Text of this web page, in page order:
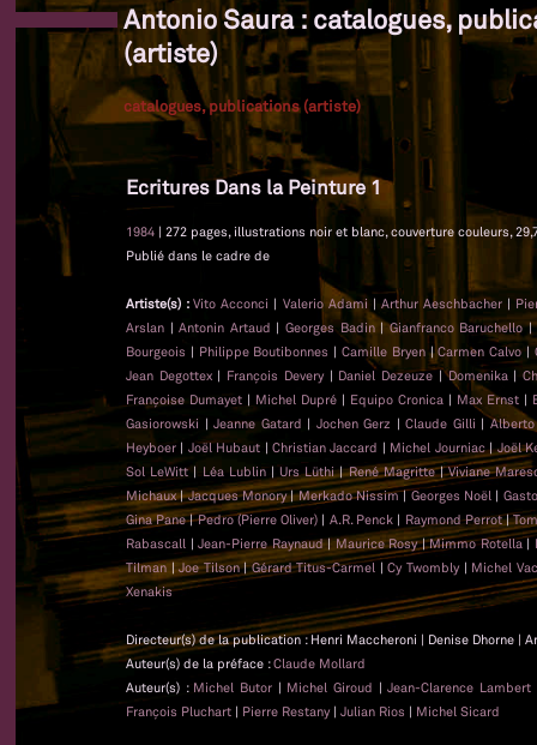
Antonio Saura : catalogues,
(artiste)
catalogues, publications (artiste)
Ecritures Dans la Peinture 1
1984 | 272 pages, illustrations noir et blanc, couverture couleurs,
Publié dans le cadre de
Artiste(s) :Vito Acconci | Valerio Adami| Arthur Aeschbacher|
Arslan |Antonin Artaud | Georges Badin|Gianfranco Baruchello|
Bourgeois | Philippe Boutibonnes | Camille Bryen|Carmen Calvo |
Jean Degottex| François Devery| Daniel Dezeuze|Domenika |
Françoise Dumayet | Michel Dupré | Equipo Cronica | Max Ernst |
Gasiorowski |Jeanne Gatard | Jochen Gerz |Claude Gilli |Alberto
Heyboer | Joël Hubaut |Christian Jaccard | Michel Journiac|Joël
Sol LeWitt| Léa Lublin| Urs Lüthi|René Magritte|Viviane
Michaux|Jacques Monory|Merkado Nissim|Georges Noël |
Gina Pane|Pedro (Pierre Oliver) | A.R. Penck | Raymond Perrot|
Rabascall |Jean-Pierre Raynaud|Maurice Rosy|Mimmo Rotella|
Tilman|Joe Tilson|Gérard Titus-Carmel |Cy Twombly| Michel
Xenakis
Directeur(s) de la publication : Henri Maccheroni | Denise Dhorne |
Auteur(s) de la préface :Claude Mollard
Auteur(s) : Michel Butor | Michel Giroud |Jean-Clarence Lambert
François Pluchart | Pierre Restany | Julian Rios | Michel Sicard